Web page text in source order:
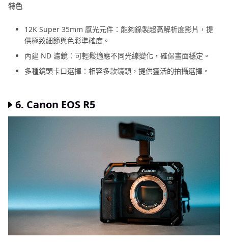
特色
12K Super 35mm 感光元件：能夠錄製超高解析度影片，提
供極致細節與色彩準確度。
內建 ND 濾鏡：可輕鬆適應不同光線變化，確保畫面穩定。
多種鏡頭卡口選擇：相容多款鏡頭，提供靈活的拍攝選擇。
6. Canon EOS R5